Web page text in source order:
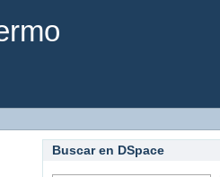
Buscar en DSpace